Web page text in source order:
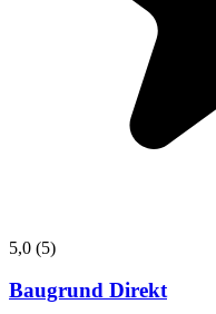
5,0 (5)
Baugrund Direkt